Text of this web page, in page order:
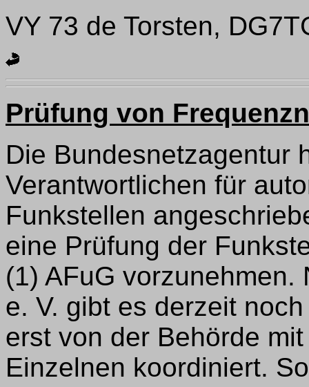
VY 73 de Torsten,
Prüfung von
Die Bundesnetzagentur
Verantwortlichen für
Funkstellen
eine Prüfung der
(1) AFuG
e. V. gibt es derzeit
erst von der Behörde
Einzelnen koordiniert.